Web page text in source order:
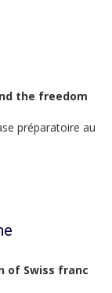
the freedom
préparatoire au
of Swiss franc